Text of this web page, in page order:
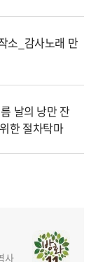
소_감사노래 만
날의 낭만 잔
한 절차탁마
사